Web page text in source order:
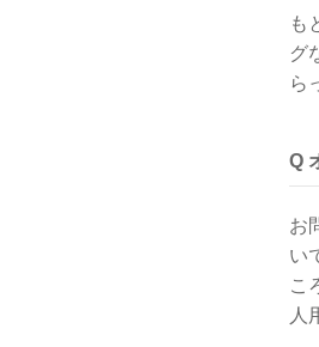
も
グ
ら
Q
お
い
こ
人